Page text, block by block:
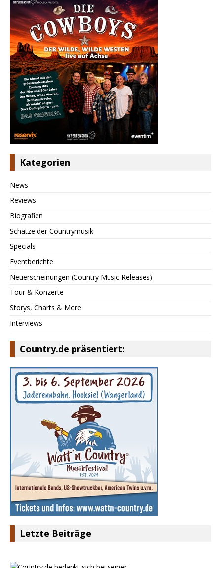
Kategorien
News
Reviews
Biografien
Schätze der Countrymusik
Specials
Eventberichte
Neuerscheinungen (Country Music Releases)
Tour & Konzerte
Storys, Charts & More
Interviews
Country.de präsentiert:
Letzte Beiträge